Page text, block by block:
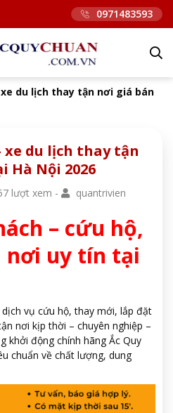
0971483593
du lịch thay tận nơi giá bán
xe du lịch thay tận
Nội 2026
lượt xem - quantrivien
– cứu hộ,
nơi uy tín tại
vụ cứu hộ, thay mới, lắp đặt
nơi kịp thời – chuyên nghiệp –
khởi động chính hãng Ắc Quy
chuẩn về chất lượng, dung